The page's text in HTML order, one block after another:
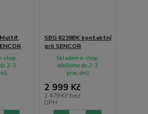
Multif.
shop,
2-3
SBG 6238BK kontaktní
gril SENCOR
2 999 Kč
2 479 Kč bez
DPH
Skladem e-shop,
odešleme do 2-3
prac.dnů